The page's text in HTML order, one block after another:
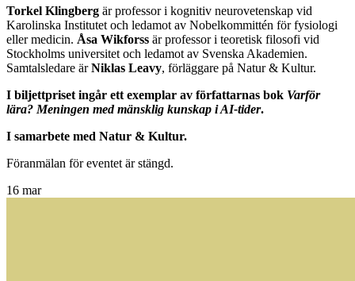
Torkel Klingberg är professor i kognitiv neurovetenskap vid
Karolinska Institutet och ledamot av Nobelkommittén för fysiologi
eller medicin. Åsa Wikforss är professor i teoretisk filosofi vid
Stockholms universitet och ledamot av Svenska Akademien.
Samtalsledare ärNiklas Leavy, förläggare på Natur & Kultur.
I biljettpriset ingår ett exemplar av författarnas bok Varför
lära? Meningen med mänsklig kunskap i AI-tider.
I samarbete med Natur & Kultur.
Föranmälan för eventet är stängd.
16 mar